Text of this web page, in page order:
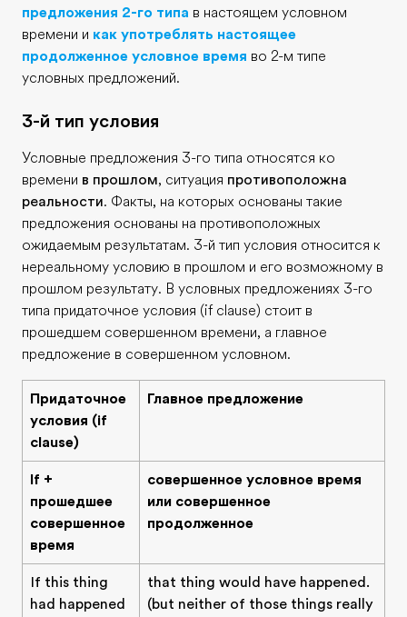
предложения 2-го типа в настоящем условном
времени и как употреблять настоящее
продолженное условное время во 2-м типе
условных предложений.
3-й тип условия
Условные предложения 3-го типа относятся ко
времени в прошлом, ситуация противоположна
реальности. Факты, на которых основаны такие
предложения основаны на противоположных
ожидаемым результатам. 3-й тип условия относится к
нереальному условию в прошлом и его возможному в
прошлом результату. В условных предложениях 3-го
типа придаточное условия (if clause) стоит в
прошедшем совершенном времени, а главное
предложение в совершенном условном.
Придаточное
условия (if
clause)
Главное предложение
If +
прошедшее
совершенное
время
совершенное условное время
или совершенное
продолженное
If this thing
had happened
that thing would have happened.
(but neither of those things really